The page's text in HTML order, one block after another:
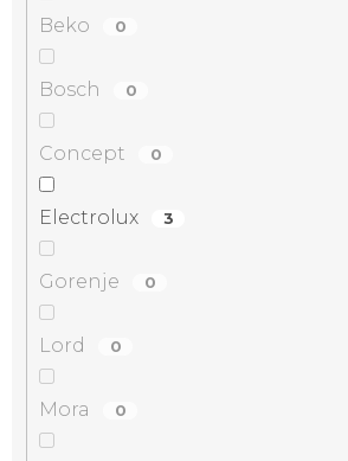
Beko 0
Bosch 0
Concept 0
Electrolux 3
Gorenje 0
Lord 0
Mora 0